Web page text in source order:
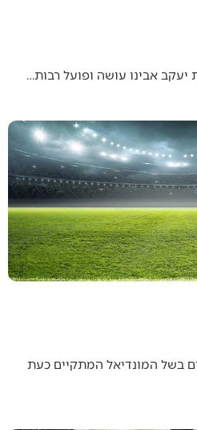
אבינו עושה ופועל רבות…
בשל המונדיאל המתקיים כעת